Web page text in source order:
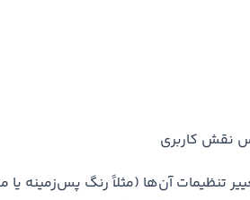
تنظیمات آن‌ها (مثلاً رنگ پس‌زمینه یا